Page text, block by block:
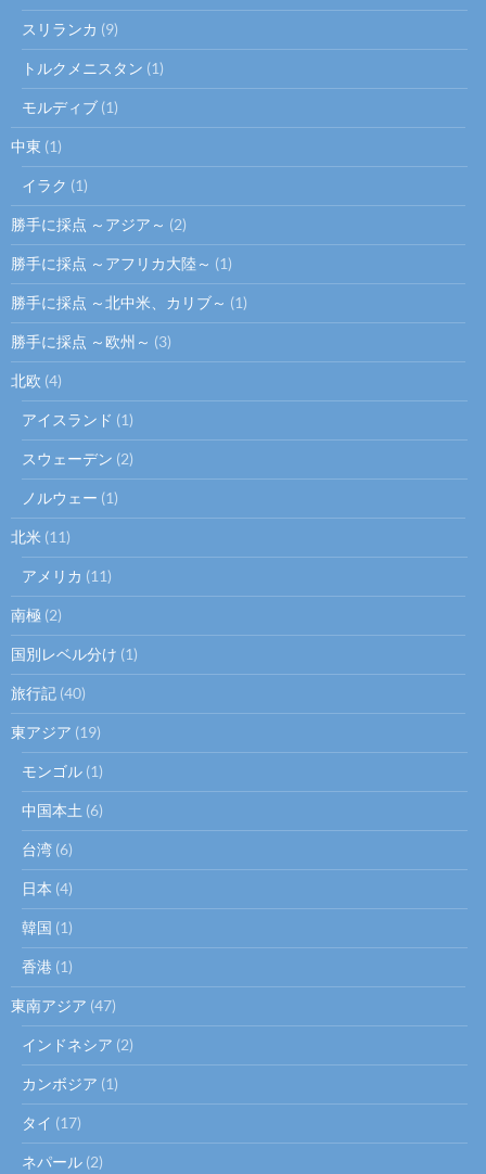
スリランカ (9)
トルクメニスタン (1)
モルディブ (1)
中東 (1)
イラク (1)
勝手に採点 ～アジア～ (2)
勝手に採点 ～アフリカ大陸～ (1)
勝手に採点 ～北中米、カリブ～ (1)
勝手に採点 ～欧州～ (3)
北欧 (4)
アイスランド (1)
スウェーデン (2)
ノルウェー (1)
北米 (11)
アメリカ (11)
南極 (2)
国別レベル分け (1)
旅行記 (40)
東アジア (19)
モンゴル (1)
中国本土 (6)
台湾 (6)
日本 (4)
韓国 (1)
香港 (1)
東南アジア (47)
インドネシア (2)
カンボジア (1)
タイ (17)
ネパール (2)